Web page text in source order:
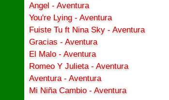
Angel - Aventura
You're Lying - Aventura
Fuiste Tu ft Nina Sky - Aventura
Gracias - Aventura
El Malo - Aventura
Romeo Y Julieta - Aventura
Aventura - Aventura
Mi Niña Cambio - Aventura